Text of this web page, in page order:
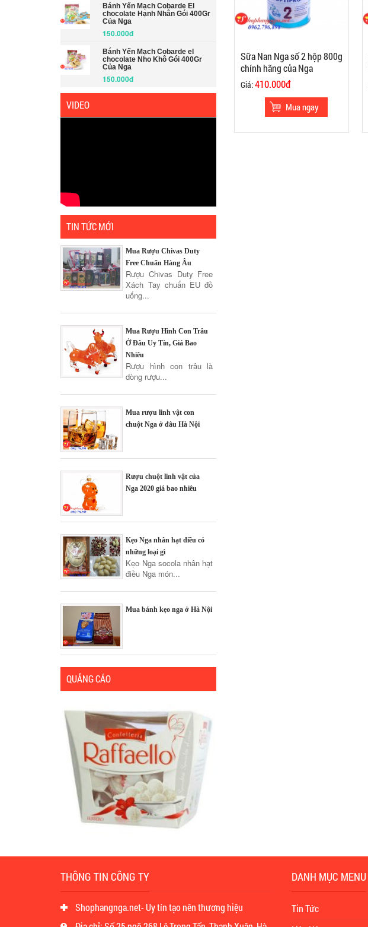
Bánh Yến Mạch Cobarde El
chocolate Hạnh Nhân Gói 400Gr
Của Nga
150.000đ
Bánh Yến Mạch Cobarde el
chocolate Nho Khô Gói 400Gr
Của Nga
150.000đ
VIDEO
TIN TỨC MỚI
Mua Rượu Chivas Duty
Free Chuẩn Hàng Âu
Rượu Chivas Duty Free
Xách Tay chuẩn EU đồ
uống...
Mua Rượu Hình Con Trâu
Ở Đâu Uy Tín, Giá Bao
Nhiêu
Rượu hình con trâu là
dòng rượu...
Mua rượu linh vật con
chuột Nga ở đâu Hà Nội
Rượu chuột linh vật của
Nga 2020 giá bao nhiêu
Kẹo Nga nhân hạt điều có
những loại gì
Kẹo Nga socola nhân hạt
điều Nga món...
Mua bánh kẹo nga ở Hà Nội
QUẢNG CÁO
Sữa Nan Nga số 2 hộp 800g
chính hãng của Nga
Giá:410.000đ
THÔNG TIN CÔNG TY
Shophangnga.net- Uy tín tạo nên thương hiệu
DANH MỤC MENU
Tin Tức